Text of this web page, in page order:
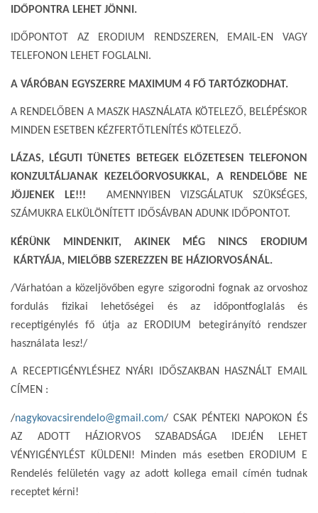
IDŐPONTRA LEHET JÖNNI.
IDŐPONTOT AZ ERODIUM RENDSZEREN, EMAIL-EN VAGY
TELEFONON LEHET FOGLALNI.
A VÁRÓBAN EGYSZERRE MAXIMUM 4 FŐ TARTÓZKODHAT.
A RENDELŐBEN A MASZK HASZNÁLATA KÖTELEZŐ, BELÉPÉSKOR
MINDEN ESETBEN KÉZFERTŐTLENÍTÉS KÖTELEZŐ.
LÁZAS, LÉGUTI TÜNETES BETEGEK ELŐZETESEN TELEFONON
KONZULTÁLJANAK KEZELŐORVOSUKKAL, A RENDELŐBE NE
JÖJJENEK LE!!! AMENNYIBEN VIZSGÁLATUK SZÜKSÉGES,
SZÁMUKRA ELKÜLÖNÍTETT IDŐSÁVBAN ADUNK IDŐPONTOT.
KÉRÜNK MINDENKIT, AKINEK MÉG NINCS ERODIUM
KÁRTYÁJA, MIELŐBB SZEREZZEN BE HÁZIORVOSÁNÁL.
/Várhatóan a közeljövőben egyre szigorodni fognak az orvoshoz
fordulás fizikai lehetőségei és az időpontfoglalás és
receptigénylés fő útja az ERODIUM betegirányító rendszer
használata lesz!/
A RECEPTIGÉNYLÉSHEZ NYÁRI IDŐSZAKBAN HASZNÁLT EMAIL
CÍMEN :
/nagykovacsirendelo@gmail.com/ CSAK PÉNTEKI NAPOKON ÉS
AZ ADOTT HÁZIORVOS SZABADSÁGA IDEJÉN LEHET
VÉNYIGÉNYLÉST KÜLDENI! Minden más esetben ERODIUM E
Rendelés felületén vagy az adott kollega email címén tudnak
receptet kérni!